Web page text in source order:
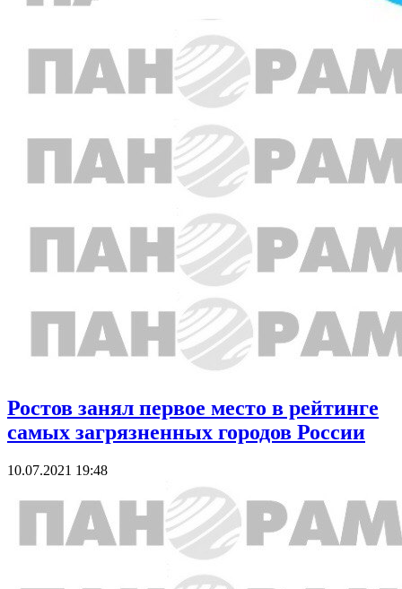
Ростов занял первое место в рейтинге
самых загрязненных городов России
10.07.2021 19:48